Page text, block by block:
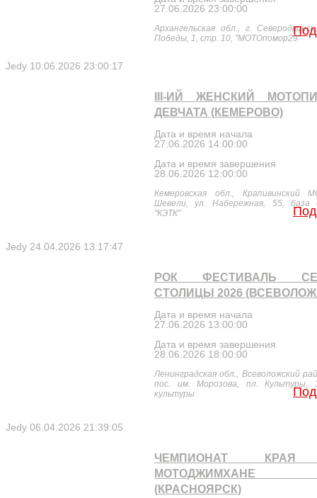
27.06.2026 23:00:00
Архангельская обл., г.
Победы, 1, стр. 10, "МОТОпомор29"
Jedy 10.06.2026 23:00:17
III-ИЙ ЖЕНСКИЙ
ДЕВЧАТА (КЕМЕРОВО)
Дата и время начала
27.06.2026 14:00:00
Дата и время завершения
28.06.2026 12:00:00
Кемеровская обл., Крапивинский
Шевели, ул. Набережная, 55, база
"КЭТК"
Jedy 24.04.2026 13:17:47
РОК ФЕСТИВАЛЬ
СТОЛИЦЫ 2026
Дата и время начала
27.06.2026 13:00:00
Дата и время завершения
28.06.2026 18:00:00
Ленинградская обл., Всеволожский
пос. им. Морозова, пл. Культуры,
культуры
Jedy 06.04.2026 21:39:05
ЧЕМПИОНАТ
МОТОДЖИМХАНЕ
(КРАСНОЯРСК)